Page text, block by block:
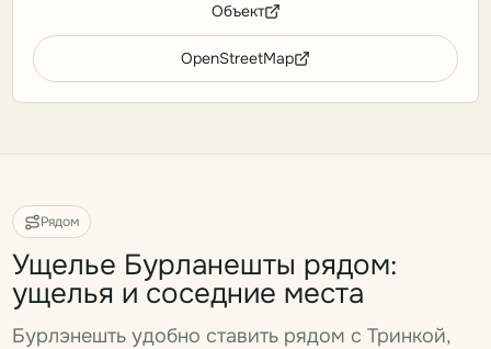
Объект
OpenStreetMap
Рядом
Ущелье Бурланешты рядом:
ущелья и соседние места
Бурлэнешть удобно ставить рядом с Тринкой,